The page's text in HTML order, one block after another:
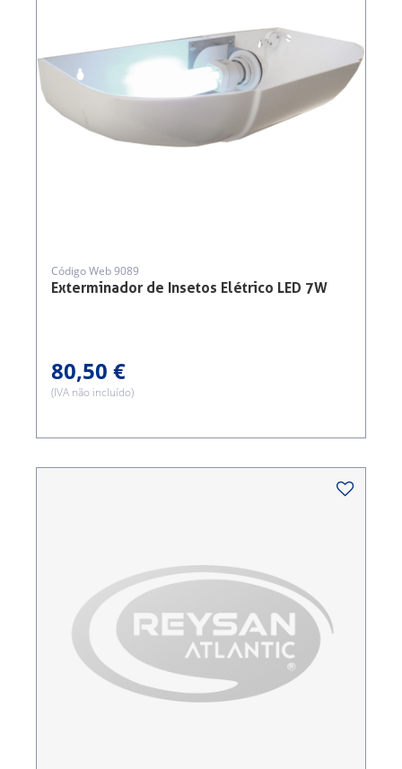
Exterminador de Insetos Elétrico LED 7W
Código Web 9089
80,50 €
(IVA não incluído)